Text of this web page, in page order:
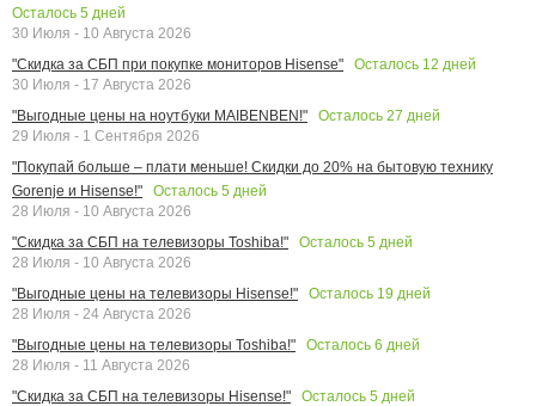
Осталось 5 дней
30 Июля - 10 Августа 2026
"Скидка за СБП при покупке мониторов Hisense"
Осталось 12 дней
30 Июля - 17 Августа 2026
"Выгодные цены на ноутбуки MAIBENBEN!"
Осталось 27 дней
29 Июля - 1 Сентября 2026
"Покупай больше – плати меньше! Скидки до 20% на бытовую технику
Gorenje и Hisense!"
Осталось 5 дней
28 Июля - 10 Августа 2026
"Скидка за СБП на телевизоры Toshiba!"
Осталось 5 дней
28 Июля - 10 Августа 2026
"Выгодные цены на телевизоры Hisense!"
Осталось 19 дней
28 Июля - 24 Августа 2026
"Выгодные цены на телевизоры Toshiba!"
Осталось 6 дней
28 Июля - 11 Августа 2026
"Скидка за СБП на телевизоры Hisense!"
Осталось 5 дней